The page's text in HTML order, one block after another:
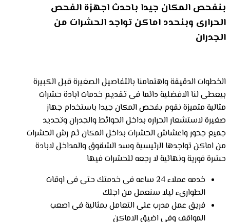
بنفحص المكان جيدا باحدث اجهزة الفحص
الحرارى وبنحدد اماكن تواجد الحشرات من
الجدران
الخطوات الدقيقة واهتمامنا بالتفاصيل الصغيرة قبل الكبيرة
بيعطى لنا الافضلية دائما فى تقديم خدمات ابادة حشرات
مثالية متميزة نقوم بفحص المكان جيدا باستخدام جهاز
صغيرة لاستشعار الحراره بداخل الحوائط والجدران وتحديد
جميع جحور واعشاش الحشرات بداخل المكان ثم رش الحشرات
من اماكن تواجدها الرئيسية وسد الشقوق والمداخل لابادة
حشرة فورية ونهائية لا رجعه للحشرات فيها
خدمه عملاء 24 ساعه فى خدمتك حتى فى اوقات
الطوارىء ليلا سنعمل من اجلك
فريق عمل مدرب على التعامل بمثالية فى اصعب
المواقف وفى اضيق الاماكن